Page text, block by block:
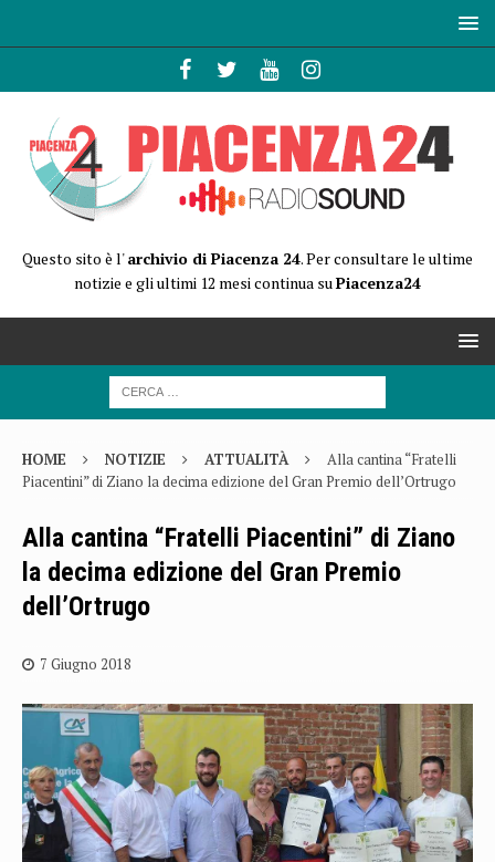
Questo sito è l'archivio di Piacenza 24. Per consultare le ultime
notizie e gli ultimi 12 mesi continua suPiacenza24
HOME NOTIZIE ATTUALITÀ
Alla cantina “Fratelli
Piacentini” di Ziano la decima edizione del Gran Premio dell’Ortrugo
Alla cantina “Fratelli Piacentini” di Ziano
la decima edizione del Gran Premio
dell’Ortrugo
7 Giugno 2018